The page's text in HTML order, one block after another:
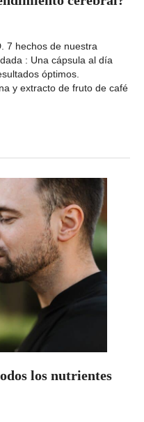
7 hechos de nuestra
: Una cápsula al día
óptimos.
y extracto de fruto de café
los nutrientes